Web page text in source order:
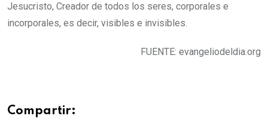
Jesucristo, Creador de todos los seres, corporales e
incorporales, es decir, visibles e invisibles.
FUENTE: evangeliodeldia.org
Compartir: